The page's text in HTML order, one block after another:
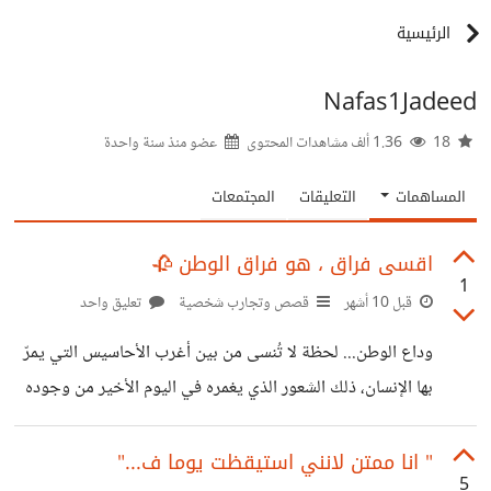
الرئيسية
Nafas1Jadeed
عضو منذسنة واحدة
المساهمات التعليقات المجتمعات
1
اقسى فراق ، هو فراق الوطن 🥀
قبل 10 أشهر قصص وتجارب شخصية تعليق واحد
وداع الوطن... لحظة لا تُنسى من بين أغرب الأحاسيس التي يمرّ
بها الإنسان، ذلك الشعور الذي يغمره في اليوم الأخير من وجوده
في وطنه... اليوم الذي يتهيّأ فيه ليغادر إلى أرضٍ جديدة، بثقافات
مختلفة، ووجوهٍ لا يعرفها، وأماكن لم تطأها قدماه من قبل. إنه
" انا ممتن لانني استيقظت يوما ف..."